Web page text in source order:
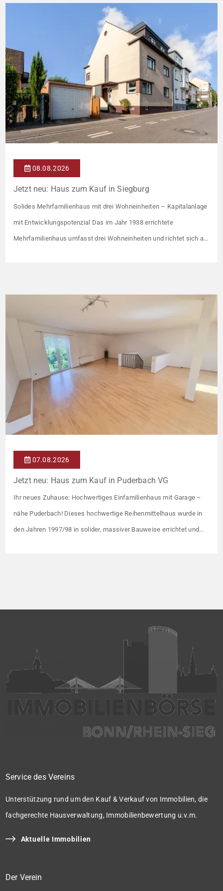
08.08.2026
Jetzt neu: Haus zum Kauf in Siegburg
Solides Mehrfamilienhaus mit drei Wohneinheiten – Kapitalanlage
mit Entwicklungspotenzial Das im Jahr 1938 errichtete
Mehrfamilienhaus umfasst drei Wohneinheiten und richtet sich an
Damit liegt das Mietniveau deutlich unter dem ortsüblichen
07.08.2026
Jetzt neu: Haus zum Kauf in Puderbach VG
Ihr neues Zuhause: Hochwertiges Einfamilienhaus mit Garage –
nähe Puderbach! Dieses hochwertige Reihenmittelhaus wurde in
den Jahren 1997/98 in solider, massiver Bauweise errichtet und
Der Verein
Service des Vereins
Unterstützung rund um den Kauf & Verkauf von Immobilien, die
fachgerechte Hausverwaltung, Immobilienbewertung u.v.m.
Aktuelle Immobilien